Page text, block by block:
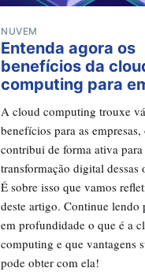
NUVEM
Entenda agora os
benefícios da
computing para
A cloud computing trouxe
benefícios para as empresas,
contribui de forma ativa para
transformação digital dessas
É sobre isso que vamos
deste artigo. Continue lendo
em profundidade o que é a
computing e que vantagens
pode obter com ela!